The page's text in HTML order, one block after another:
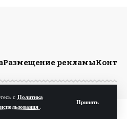
с Политика
.
Принять
Размещение рекламы
права защищены.